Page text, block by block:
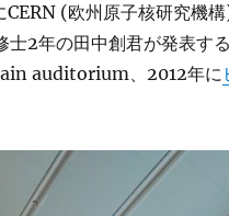
(欧州原子核研究機構
士2年の田中創君が発表す
auditorium、2012年に